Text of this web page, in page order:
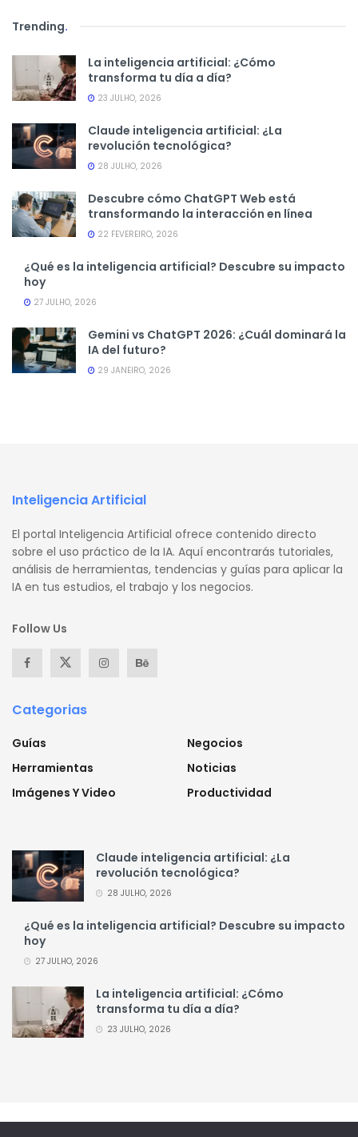
Trending.
La inteligencia artificial: ¿Cómo
transforma tu día a día?
23 JULHO, 2026
Claude inteligencia artificial: ¿La
revolución tecnológica?
28 JULHO, 2026
Descubre cómo ChatGPT Web está
transformando la interacción en línea
22 FEVEREIRO, 2026
¿Qué es la inteligencia artificial? Descubre su impacto
hoy
27 JULHO, 2026
Gemini vs ChatGPT 2026: ¿Cuál dominará la
IA del futuro?
29 JANEIRO, 2026
Inteligencia Artificial
El portal Inteligencia Artificial ofrece contenido directo
sobre el uso práctico de la IA. Aquí encontrarás tutoriales,
análisis de herramientas, tendencias y guías para aplicar la
IA en tus estudios, el trabajo y los negocios.
Follow Us
Categorias
Guías
Herramientas
Imágenes Y Video
Negocios
Noticias
Productividad
Claude inteligencia artificial: ¿La
revolución tecnológica?
28 JULHO, 2026
¿Qué es la inteligencia artificial? Descubre su impacto
hoy
27 JULHO, 2026
La inteligencia artificial: ¿Cómo
transforma tu día a día?
23 JULHO, 2026